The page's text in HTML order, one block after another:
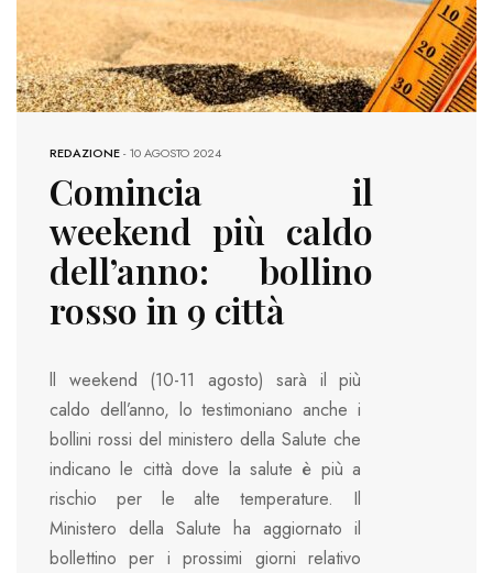
REDAZIONE-10 AGOSTO 2024
Comincia il
weekend più caldo
dell’anno: bollino
rosso in 9 città
ll weekend (10-11 agosto) sarà il più
caldo dell’anno, lo testimoniano anche i
bollini rossi del ministero della Salute che
indicano le città dove la salute è più a
rischio per le alte temperature. Il
Ministero della Salute ha aggiornato il
bollettino per i prossimi giorni relativo